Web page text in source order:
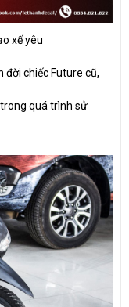
xế yêu
đời chiếc Future cũ,
quá trình sử